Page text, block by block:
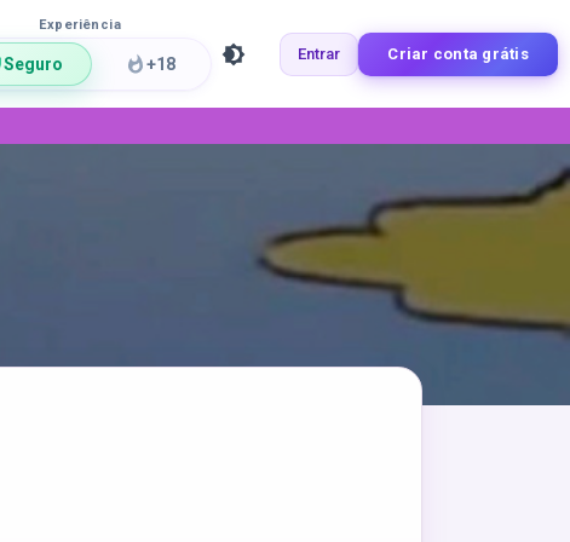
Experiência
Seguro +18
Entrar Criar conta grátis